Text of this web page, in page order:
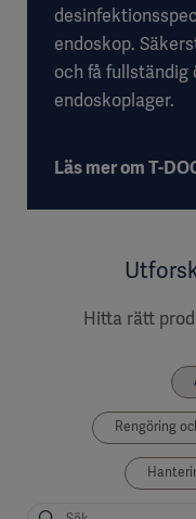
endoskop.
och få
endoskoplager.
Läs mer om T-
Hitta rätt
Rengöring